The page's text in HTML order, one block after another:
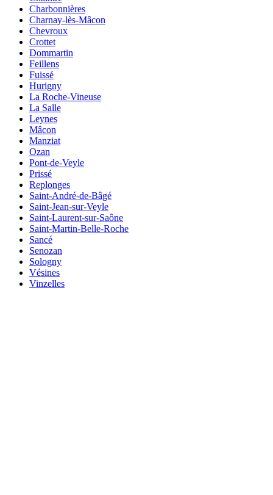
Charbonnières
Charnay-lès-Mâcon
Chevroux
Crottet
Dommartin
Feillens
Fuissé
Hurigny
La Roche-Vineuse
La Salle
Leynes
Mâcon
Manziat
Ozan
Pont-de-Veyle
Prissé
Replonges
Saint-André-de-Bâgé
Saint-Jean-sur-Veyle
Saint-Laurent-sur-Saône
Saint-Martin-Belle-Roche
Sancé
Senozan
Sologny
Vésines
Vinzelles